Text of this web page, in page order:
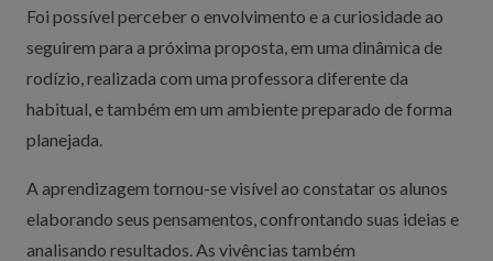
Foi possível perceber o envolvimento e a curiosidade ao
seguirem para a próxima proposta, em uma dinâmica de
rodízio, realizada com uma professora diferente da
habitual, e também em um ambiente preparado de forma
planejada.
A aprendizagem tornou-se visível ao constatar os alunos
elaborando seus pensamentos, confrontando suas ideias e
analisando resultados. As vivências também